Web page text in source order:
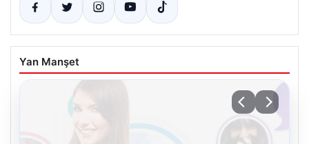
Yan Manşet